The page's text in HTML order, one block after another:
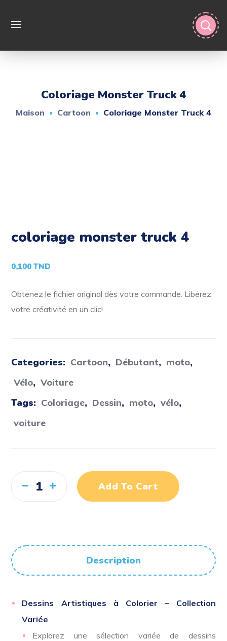
Coloriage Monster Truck 4
Maison Cartoon Coloriage Monster Truck 4
coloriage monster truck 4
0,100TND
Obtenez le fichier original dès votre commande. Libérez
votre créativité en un clic!
Categories: Cartoon, Débutant, moto,
Vélo, Voiture
Tags: Coloriage, Dessin, moto, vélo,
voiture
Add To Cart
Description
Dessins Artistiques à Colorier – Collection
Variée
Explorez une sélection variée de dessins